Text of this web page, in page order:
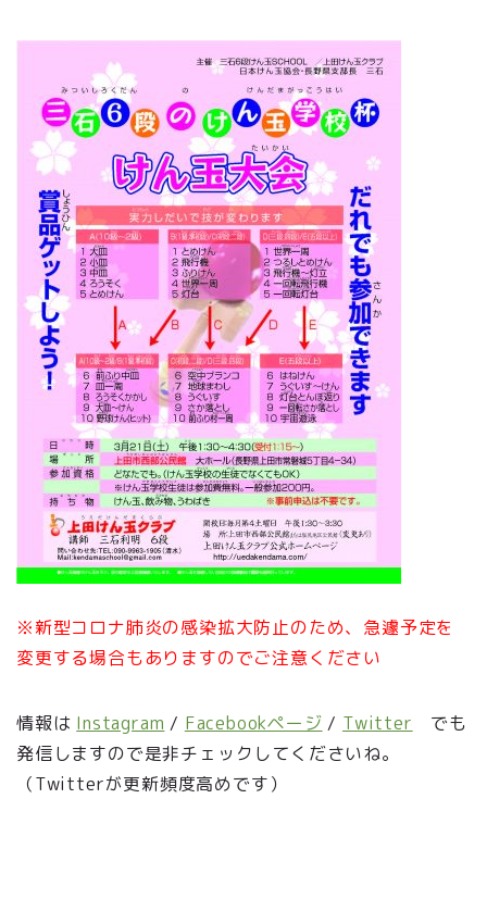
※新型コロナ肺炎の感染拡大防止のため、急遽予定を
変更する場合もありますのでご注意ください
情報は Instagram / Facebookページ / Twitter でも
発信しますので是非チェックしてくださいね。
（Twitterが更新頻度高めです）